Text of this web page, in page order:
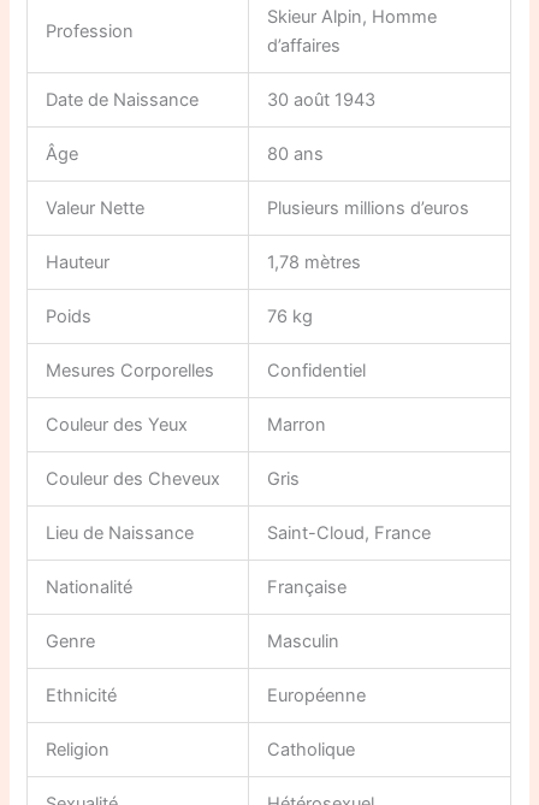
Profession
Skieur Alpin, Homme
d’affaires
Date de Naissance 30 août 1943
Âge 80 ans
Valeur Nette Plusieurs millions d’euros
Hauteur 1,78 mètres
Poids 76 kg
Mesures Corporelles Confidentiel
Couleur des Yeux Marron
Couleur des Cheveux Gris
Lieu de Naissance Saint-Cloud, France
Nationalité Française
Genre Masculin
Ethnicité Européenne
Religion Catholique